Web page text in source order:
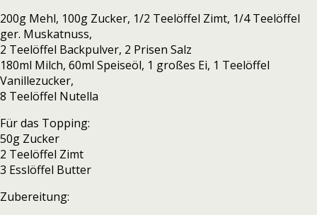
200g Mehl, 100g Zucker, 1/2 Teelöffel Zimt, 1/4 Teelöffel
ger. Muskatnuss,
2 Teelöffel Backpulver, 2 Prisen Salz
180ml Milch, 60ml Speiseöl, 1 großes Ei, 1 Teelöffel
Vanillezucker,
8 Teelöffel Nutella
Für das Topping:
50g Zucker
2 Teelöffel Zimt
3 Esslöffel Butter
Zubereitung: